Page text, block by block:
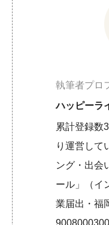
執筆者プロ
ハッピーラ
累計登録数
り運営して
ング・出会
ール」（イ
業届出・福